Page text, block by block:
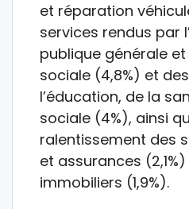
et réparation
services rendus par
publique générale
sociale (4,8%) et
l’éducation, de la
sociale (4%), ainsi
ralentissement des
et assurances
immobiliers (1,9%).